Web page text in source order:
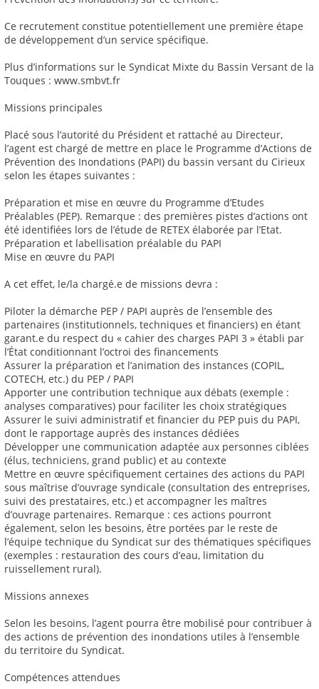
Ce recrutement constitue potentiellement une première étape
de développement d’un service spécifique.
Plus d’informations sur le Syndicat Mixte du Bassin Versant de la
Touques : www.smbvt.fr
Missions principales
Placé sous l’autorité du Président et rattaché au Directeur,
l’agent est chargé de mettre en place le Programme d’Actions de
Prévention des Inondations (PAPI) du bassin versant du Cirieux
selon les étapes suivantes :
Préparation et mise en œuvre du Programme d’Etudes
Préalables (PEP). Remarque : des premières pistes d’actions ont
été identifiées lors de l’étude de RETEX élaborée par l’Etat.
Préparation et labellisation préalable du PAPI
Mise en œuvre du PAPI
A cet effet, le/la chargé.e de missions devra :
Piloter la démarche PEP / PAPI auprès de l’ensemble des
partenaires (institutionnels, techniques et financiers) en étant
garant.e du respect du « cahier des charges PAPI 3 » établi par
l’État conditionnant l’octroi des financements
Assurer la préparation et l’animation des instances (COPIL,
COTECH, etc.) du PEP / PAPI
Apporter une contribution technique aux débats (exemple :
analyses comparatives) pour faciliter les choix stratégiques
Assurer le suivi administratif et financier du PEP puis du PAPI,
dont le rapportage auprès des instances dédiées
Développer une communication adaptée aux personnes ciblées
(élus, techniciens, grand public) et au contexte
Mettre en œuvre spécifiquement certaines des actions du PAPI
sous maîtrise d’ouvrage syndicale (consultation des entreprises,
suivi des prestataires, etc.) et accompagner les maîtres
d’ouvrage partenaires. Remarque : ces actions pourront
également, selon les besoins, être portées par le reste de
l’équipe technique du Syndicat sur des thématiques spécifiques
(exemples : restauration des cours d’eau, limitation du
ruissellement rural).
Missions annexes
Selon les besoins, l’agent pourra être mobilisé pour contribuer à
des actions de prévention des inondations utiles à l’ensemble
du territoire du Syndicat.
Compétences attendues